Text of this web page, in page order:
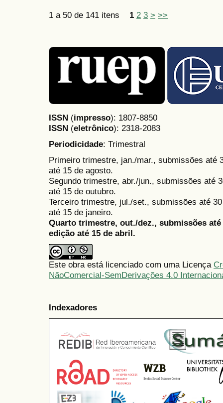
1 a 50 de 141 itens 1 2 3 > >>
ISSN (impresso): 1807-8850
ISSN (eletrônico): 2318-2083
Periodicidade: Trimestral
Primeiro trimestre, jan./mar., submissões até
até 15 de agosto.
Segundo trimestre, abr./jun., submissões até
até 15 de outubro.
Terceiro trimestre, jul./set., submissões até
até 15 de janeiro.
Quarto trimestre, out./dez., submissões
edição até 15 de abril.
Este obra está licenciado com uma Licença
NãoComercial-SemDerivações 4.0
Indexadores